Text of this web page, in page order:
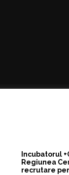
Incubatorul
Regiunea
recrutare